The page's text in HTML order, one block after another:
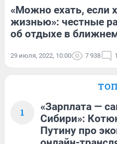
«Можно ехать, если
жизнью»: честные
об отдыхе в
29 июля, 2022, 10:00 7 938
1
«Зарплата —
Сибири»:
Путину про